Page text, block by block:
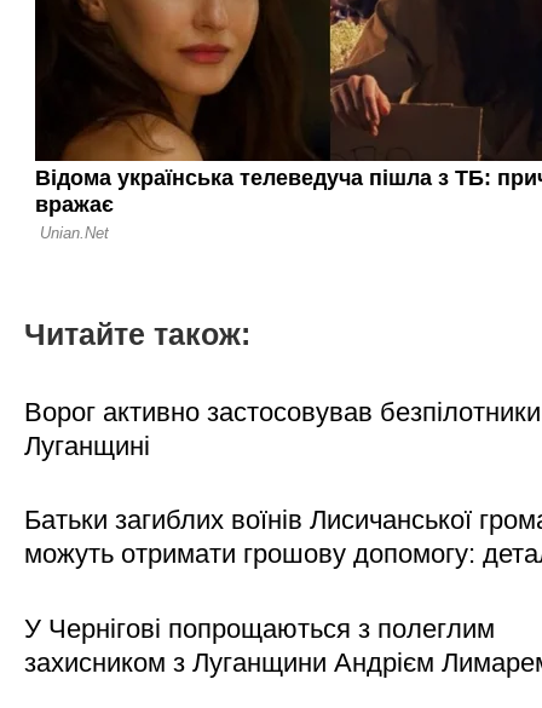
Читайте також:
Ворог активно застосовував
Луганщині
Батьки загиблих воїнів Лисичанської
можуть отримати грошову допомогу:
У Чернігові попрощаються з полеглим
захисником з Луганщини Андрієм